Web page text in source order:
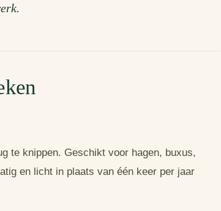
te knippen. Geschikt voor hagen, buxus,
en licht in plaats van één keer per jaar